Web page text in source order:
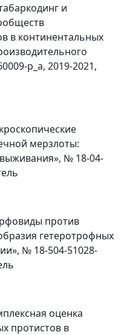
и
в континентальных
р_а, 2019-2021,
мерзлоты:
№ 18-04-
против
гетеротрофных
№ 18-504-51028-
оценка
протистов в